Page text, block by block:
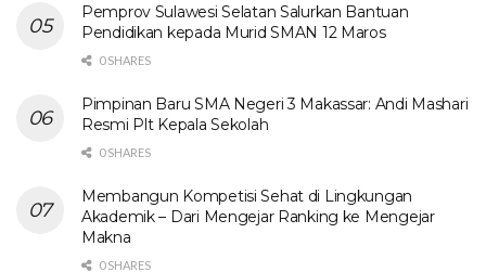
Pemprov Sulawesi Selatan Salurkan Bantuan
Pendidikan kepada Murid SMAN 12 Maros
0 SHARES
Pimpinan Baru SMA Negeri 3 Makassar: Andi Mashari
Resmi Plt Kepala Sekolah
0 SHARES
Membangun Kompetisi Sehat di Lingkungan
Akademik – Dari Mengejar Ranking ke Mengejar
Makna
0 SHARES